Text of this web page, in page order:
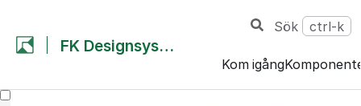
FK Designsystem
Kom igång
Sök ctrl-k